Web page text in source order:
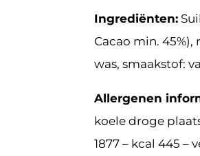
Ingrediënten:
Cacao min.
was, smaakstof:
Allergenen
koele droge
1877 – kcal 445 –